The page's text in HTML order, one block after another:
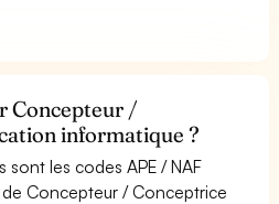
Concepteur /
informatique ?
sont les codes APE / NAF
Concepteur / Conceptrice